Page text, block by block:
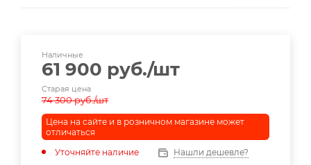
Наличные
61 900 руб./шт
Старая цена
74 300руб./шт
Цена на сайте и в розничном магазине может
отличаться
Уточняйте наличие
Нашли дешевле?